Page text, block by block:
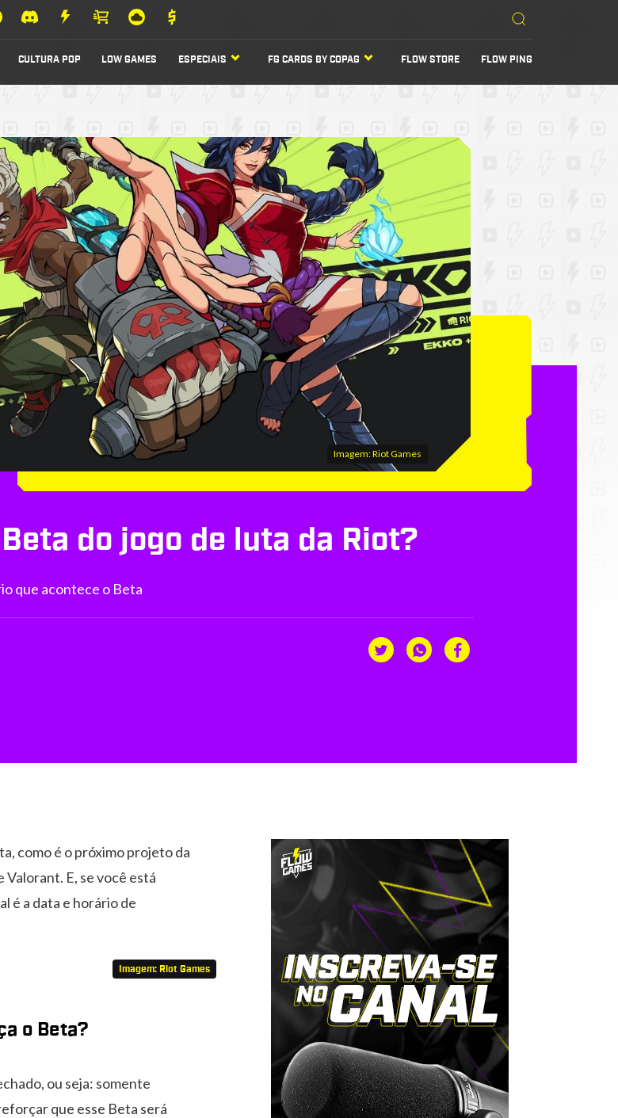
CULTURA POP LOW GAMES ESPECIAIS FG CARDS BY COPAG FLOW STORE FLOW PING
Imagem: Riot Games
do jogo de luta da Riot?
que acontece o Beta
como é o próximo projeto da
Valorant. E, se você está
é a data e horário de
Imagem: Riot Games
o Beta?
ou seja: somente
que esse Beta será